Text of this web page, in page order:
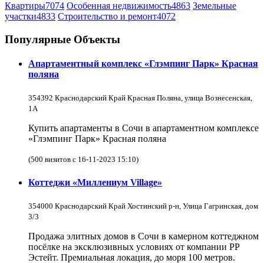
Квартиры7074 Особенная недвижимость4863 Земельные
участки4833 Строительство и ремонт4072
Популярные Объекты
Апартаментный комплекс «Глэмпинг Парк» Красная
поляна
354392 Краснодарский Край Красная Поляна, улица Вознесенская,
1А
Купить апартаменты в Сочи в апартаментном комплексе
«Глэмпинг Парк» Красная поляна
(500 визитов с 16-11-2023 15:10)
Коттеджи «Миллениум Village»
354000 Краснодарский Край Хостинский р-н, Улица Гагринская, дом
3/3
Продажа элитных домов в Сочи в камерном коттеджном
посёлке на эксклюзивных условиях от компании РР
Эстейт. Премиальная локация, до моря 100 метров.